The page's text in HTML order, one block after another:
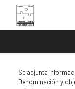
Se adjunta
Denominación y